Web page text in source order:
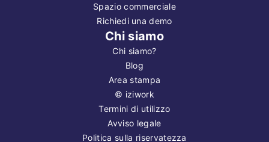
Spazio commerciale
Richiedi una demo
Chi siamo
Chi siamo?
Blog
Area stampa
© iziwork
Termini di utilizzo
Avviso legale
Politica sulla riservatezza